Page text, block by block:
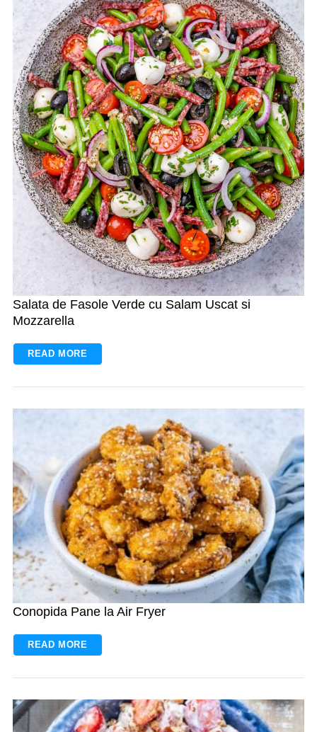
Salata de Fasole Verde cu Salam Uscat si
Mozzarella
READ MORE
Conopida Pane la Air Fryer
READ MORE